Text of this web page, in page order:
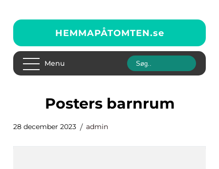
HEMMAPÅTOMTEN.se
Menu
posters barnrum
28 december 2023 admin